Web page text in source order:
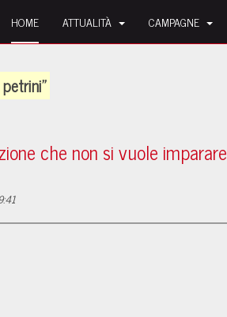
HOME ATTUALITÀ CAMPAGNE
che non si vuole imparare